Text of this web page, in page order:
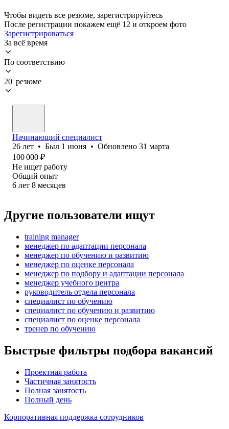
Чтобы видеть все резюме, зарегистрируйтесь
После регистрации покажем ещё 12 и откроем фото
Зарегистрироваться
За всё время
По соответствию
20 резюме
Начинающий специалист
26 лет • Был 1 июня • Обновлено 31 марта
100 000 ₽
Не ищет работу
Общий опыт
6 лет 8 месяцев
Другие пользователи ищут
training manager
менеджер по адаптации персонала
менеджер по обучению и развитию
менеджер по оценке персонала
менеджер по подбору и адаптации персонала
менеджер учебного центра
руководитель отдела персонала
специалист по обучению
специалист по обучению и развитию
специалист по оценке персонала
тренер по обучению
Быстрые фильтры подбора вакансий
Проектная работа
Частичная занятость
Полная занятость
Полный день
Корпоративная поддержка сотрудников